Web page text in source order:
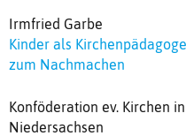
Irmfried Garbe
Kinder als
zum Nachmachen
Konföderation ev. Kirchen
Niedersachsen